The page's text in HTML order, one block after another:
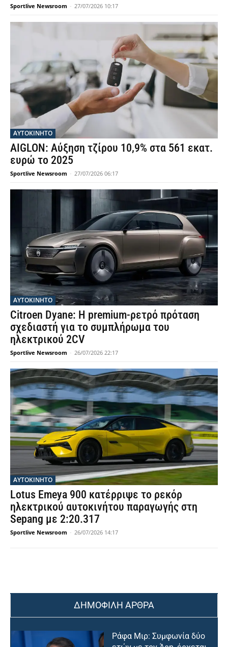
Sportlive Newsroom - 27/07/2026 10:17
ΑΥΤΟΚΙΝΗΤΟ
AIGLON: Αύξηση τζίρου 10,9% στα 561 εκατ.
ευρώ το 2025
Sportlive Newsroom - 27/07/2026 06:17
ΑΥΤΟΚΙΝΗΤΟ
Citroen Dyane: Η premium-ρετρό πρόταση
σχεδιαστή για το συμπλήρωμα του
ηλεκτρικού 2CV
Sportlive Newsroom - 26/07/2026 22:17
ΑΥΤΟΚΙΝΗΤΟ
Lotus Emeya 900 κατέρριψε το ρεκόρ
ηλεκτρικού αυτοκινήτου παραγωγής στη
Sepang με 2:20.317
Sportlive Newsroom - 26/07/2026 14:17
ΔΗΜΟΦΙΛΗ ΑΡΘΡΑ
Ράφα Μιρ: Συμφωνία δύο